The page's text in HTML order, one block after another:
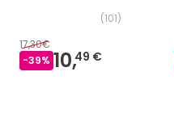
(101)
17,30€
-39% 10,49 €